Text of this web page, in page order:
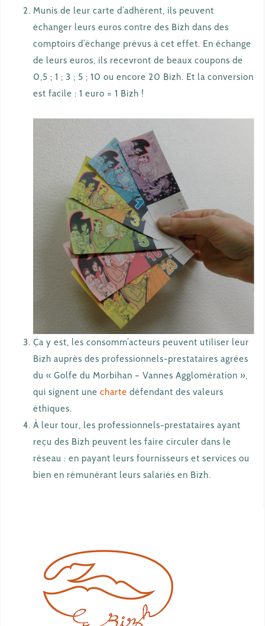
Munis de leur carte d’adhérent, ils peuvent
échanger leurs euros contre des Bizh dans des
comptoirs d’échange prévus à cet effet. En échange
de leurs euros, ils recevront de beaux coupons de
0,5 ; 1 ; 3 ; 5 ; 10 ou encore 20 Bizh. Et la conversion
est facile : 1 euro = 1 Bizh !
Ça y est, les consomm’acteurs peuvent utiliser leur
Bizh auprès des professionnels-prestataires agrées
du « Golfe du Morbihan – Vannes Agglomération »,
qui signent une charte défendant des valeurs
éthiques.
À leur tour, les professionnels-prestataires ayant
reçu des Bizh peuvent les faire circuler dans le
réseau : en payant leurs fournisseurs et services ou
bien en rémunérant leurs salariés en Bizh.